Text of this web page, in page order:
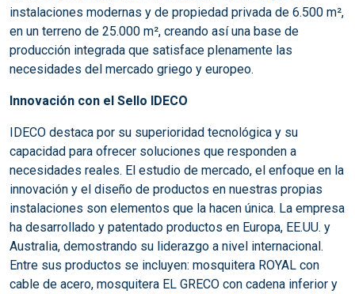
instalaciones modernas y de propiedad privada de 6.500 m²,
en un terreno de 25.000 m², creando así una base de
producción integrada que satisface plenamente las
necesidades del mercado griego y europeo.
Innovación con el Sello IDECO
IDECO destaca por su superioridad tecnológica y su
capacidad para ofrecer soluciones que responden a
necesidades reales. El estudio de mercado, el enfoque en la
innovación y el diseño de productos en nuestras propias
instalaciones son elementos que la hacen única. La empresa
ha desarrollado y patentado productos en Europa, EE.UU. y
Australia, demostrando su liderazgo a nivel internacional.
Entre sus productos se incluyen: mosquitera ROYAL con
cable de acero, mosquitera EL GRECO con cadena inferior y